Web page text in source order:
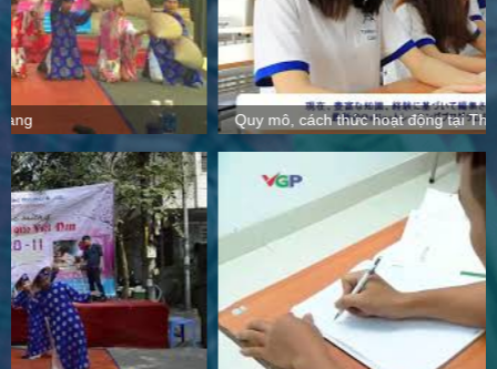
Quy mô, cách thức hoạt động tại Thanh Giang